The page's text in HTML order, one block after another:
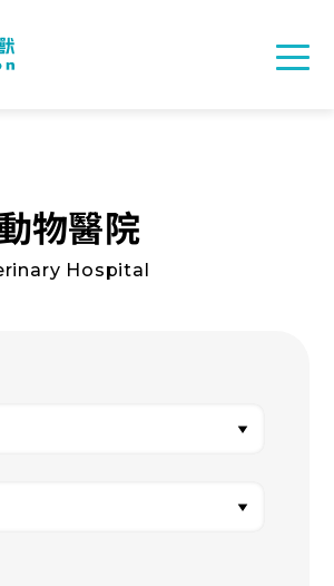
物醫院
Hospital